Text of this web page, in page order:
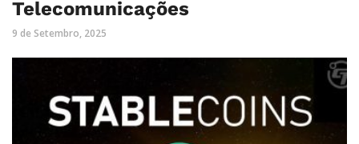
Telecomunicações
9 de Setembro, 2025